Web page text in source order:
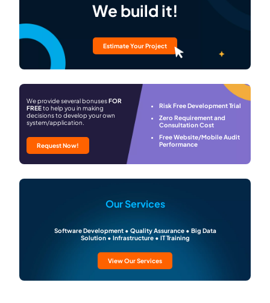
We build it!
Estimate Your Project
We provide several bonusesFOR
FREEto help you in making
decisions to develop your own
system/application.
Request Now!
Risk Free Development Trial
Zero Requirement and
Consultation Cost
Free Website/Mobile Audit
Performance
Our Services
Software Development • Quality Assurance • Big Data
Solution • Infrastructure • IT Training
View Our Services